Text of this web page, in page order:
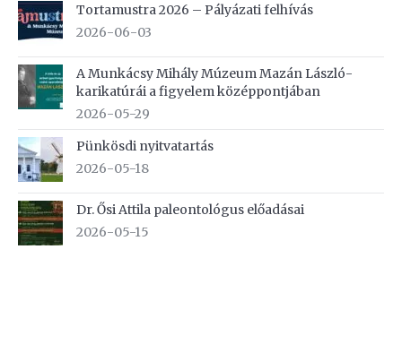
Tortamustra 2026 – Pályázati felhívás
2026-06-03
A Munkácsy Mihály Múzeum Mazán László-
karikatúrái a figyelem középpontjában
2026-05-29
Pünkösdi nyitvatartás
2026-05-18
Dr. Ősi Attila paleontológus előadásai
2026-05-15